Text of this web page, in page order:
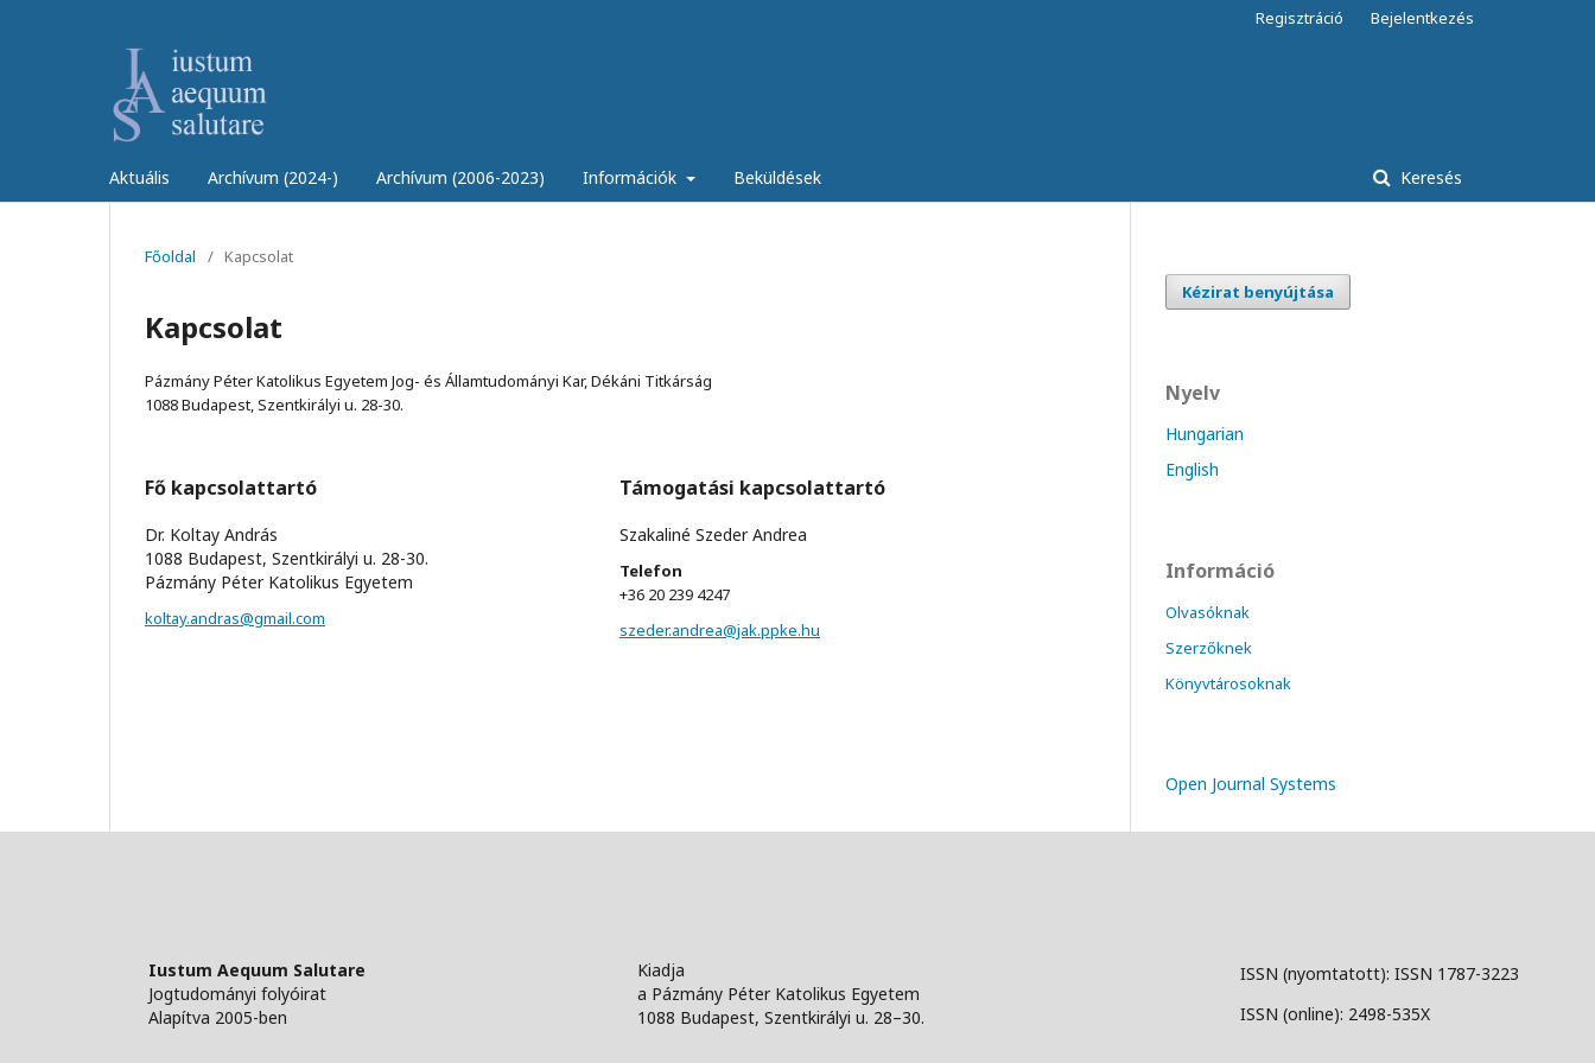
Aktuális Archívum (2024-) Archívum (2006-2023) Információk Beküldések Keresés
Regisztráció Bejelentkezés
Főoldal / Kapcsolat
Kapcsolat
Pázmány Péter Katolikus Egyetem Jog- és Államtudományi Kar, Dékáni Titkárság
1088 Budapest, Szentkirályi u. 28-30.
Fő kapcsolattartó
Dr. Koltay András
1088 Budapest, Szentkirályi u. 28-30.
Pázmány Péter Katolikus Egyetem
koltay.andras@gmail.com
Támogatási kapcsolattartó
Szakaliné Szeder Andrea
Telefon
+36 20 239 4247
szeder.andrea@jak.ppke.hu
Kézirat benyújtása
Nyelv
Hungarian
English
Információ
Olvasóknak
Szerzőknek
Könyvtárosoknak
Open Journal Systems
Iustum Aequum Salutare
Jogtudományi folyóirat
Alapítva 2005-ben
Kiadja
a Pázmány Péter Katolikus Egyetem
1088 Budapest, Szentkirályi u. 28–30.
ISSN (nyomtatott): ISSN 1787-3223
ISSN (online): 2498-535X